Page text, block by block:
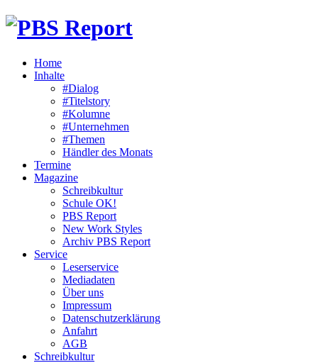
Home
Inhalte
#Dialog
#Titelstory
#Kolumne
#Unternehmen
#Themen
Händler des Monats
Termine
Magazine
Schreibkultur
Schule OK!
PBS Report
New Work Styles
Archiv PBS Report
Service
Leserservice
Mediadaten
Über uns
Impressum
Datenschutzerklärung
Anfahrt
AGB
Schreibkultur